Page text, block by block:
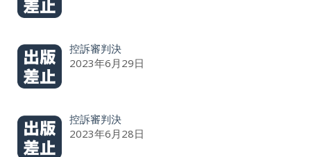
控訴審判決
2023年6月29日
控訴審判決
2023年6月28日